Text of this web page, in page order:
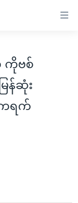
ကိုဗစ်
န်ဆုံး
ရက်